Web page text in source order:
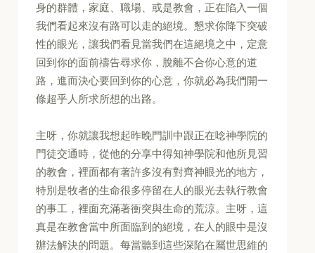
身的群體，家庭、職場、或是教會，正在陷入一個
我們看起來沒有路可以走的絕境。懇求你降下突破
性的眼光，讓我們看見當我們在這絕境之中，定意
回到你的面前禱告尋求你，脫離不合你心意的道
路，進而決心要回到你的心意，你就必為我們開一
條超乎人所求所想的出路。
主呀，你就讓我想起昨晚門訓中跟正在唸神學院的
門徒交通時，從他的分享中得知神學院和他所見習
的教會，裡面都有著許多沒有對齊神眼光的地方，
特別是牧者的生命很多停留在人的眼光去執行教會
的事工，裡面充滿著衝突與生命的荒涼。主呀，這
真是在教會當中所面臨到的絕境，在人的眼中是沒
辦法解決的問題。每當聽到這些深陷在屬世思維的